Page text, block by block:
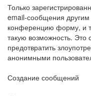
Только
email-сообщения другим
конференцию форму, и
такую возможность. Это
предотвратить
анонимными
Создание сообщений